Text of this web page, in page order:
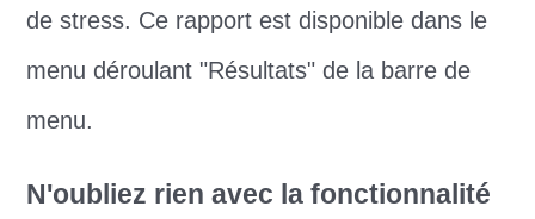
de stress. Ce rapport est disponible dans le
menu déroulant "Résultats" de la barre de
menu.
N'oubliez rien avec la fonctionnalité